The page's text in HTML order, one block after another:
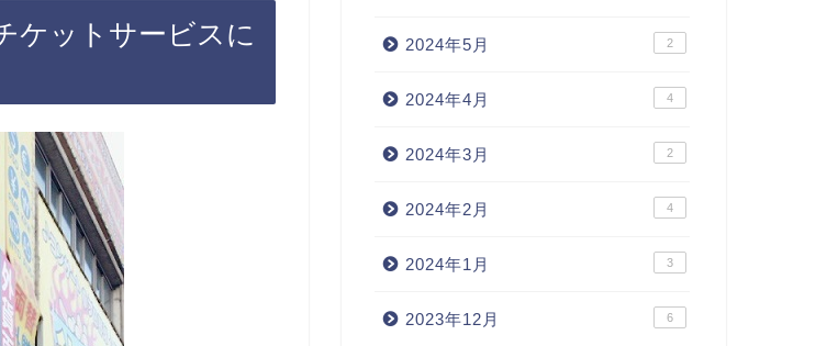
ケットサービスに
2024年5月 2
2024年4月 4
2024年3月 2
2024年2月 4
2024年1月 3
2023年12月 6